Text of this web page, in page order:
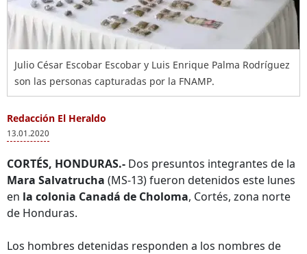
Julio César Escobar Escobar y Luis Enrique Palma Rodríguez
son las personas capturadas por la FNAMP.
Redacción El Heraldo
13.01.2020
CORTÉS, HONDURAS.- Dos presuntos integrantes de la
Mara Salvatrucha (MS-13) fueron detenidos este lunes
en la colonia Canadá de Choloma, Cortés, zona norte
de Honduras.
Los hombres detenidas responden a los nombres de